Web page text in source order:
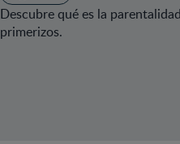
Descubre qué es la
primerizos.